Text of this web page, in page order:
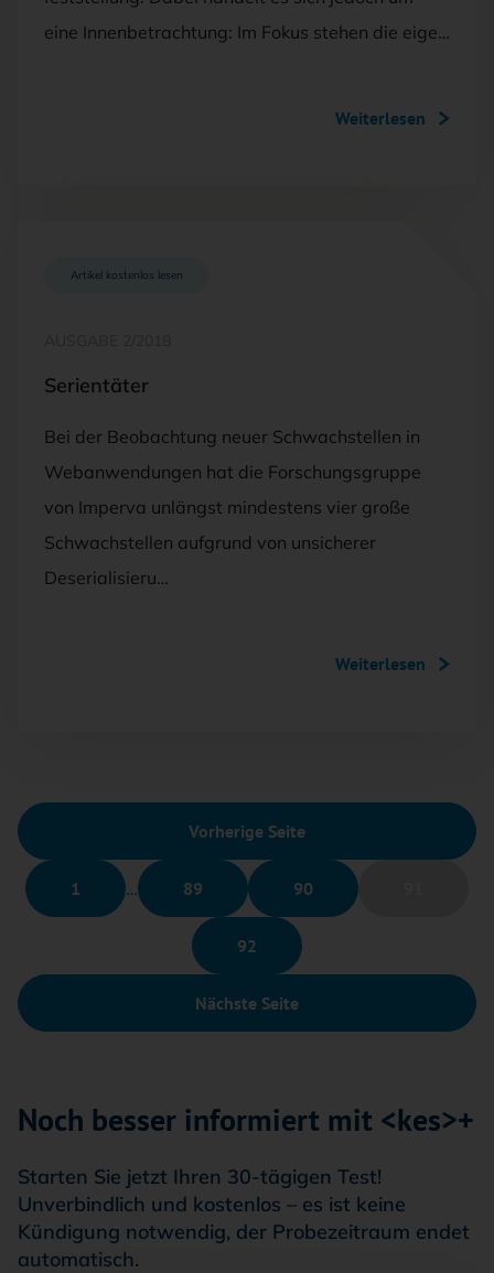
eine Innenbetrachtung: Im Fokus stehen die eige…
Weiterlesen
Artikel kostenlos lesen
Serientäter
Bei der Beobachtung neuer Schwachstellen in
Webanwendungen hat die Forschungsgruppe
von Imperva unlängst mindestens vier große
Schwachstellen aufgrund von unsicherer
Deserialisieru…
Weiterlesen
Vorherige Seite
1 … 89 90
92
Nächste Seite
Noch besser informiert mit <kes>+
Starten Sie jetzt Ihren 30-tägigen Test!
Unverbindlich und kostenlos – es ist keine
Kündigung notwendig, der Probezeitraum endet
automatisch.